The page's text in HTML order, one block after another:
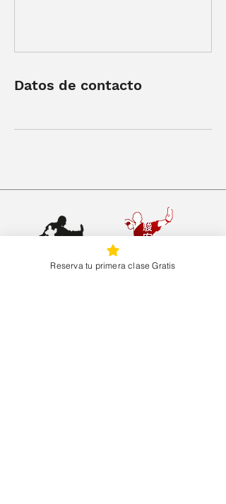
Datos de contacto
Reserva tu primera clase Gratis